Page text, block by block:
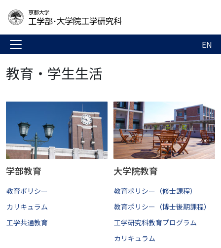
EN
教育・学生生活
学部教育
教育ポリシー
カリキュラム
工学共通教育
大学院教育
教育ポリシー（修士課程）
教育ポリシー（博士後期課程）
工学研究科教育プログラム
カリキュラム